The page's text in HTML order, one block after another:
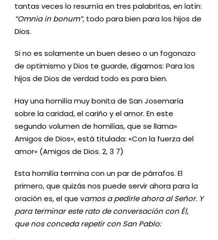
tantas veces lo resumía en tres palabritas, en latín:
“Omnia in bonum”, todo para bien para los hijos de
Dios.
Si no es solamente un buen deseo o un fogonazo
de optimismo y Dios te guarde, digamos: Para los
hijos de Dios de verdad todo es para bien.
Hay una homilía muy bonita de San Josemaría
sobre la caridad, el cariño y el amor. En este
segundo volumen de homilías, que se llama»
Amigos de Dios», está titulada: «Con la fuerza del
amor» (Amigos de Dios. 2, 3 7)
Esta homilía termina con un par de párrafos. El
primero, que quizás nos puede servir ahora para la
oración es, el que vamos a pedirle ahora al Señor. Y
para terminar este rato de conversación con Él,
que nos conceda repetir con San Pablo: